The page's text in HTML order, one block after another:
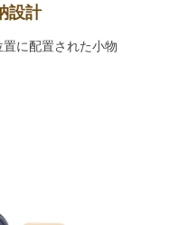
設計
に配置された小物